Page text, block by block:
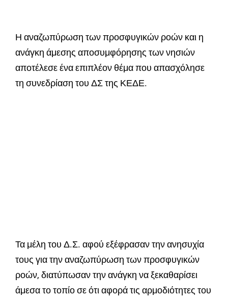
Η αναζωπύρωση των προσφυγικών ροών και η
ανάγκη άμεσης αποσυμφόρησης των νησιών
αποτέλεσε ένα επιπλέον θέμα που απασχόλησε
τη συνεδρίαση του ΔΣ της ΚΕΔΕ.
Τα μέλη του Δ.Σ. αφού εξέφρασαν την ανησυχία
τους για την αναζωπύρωση των προσφυγικών
ροών, διατύπωσαν την ανάγκη να ξεκαθαρίσει
άμεσα το τοπίο σε ότι αφορά τις αρμοδιότητες του